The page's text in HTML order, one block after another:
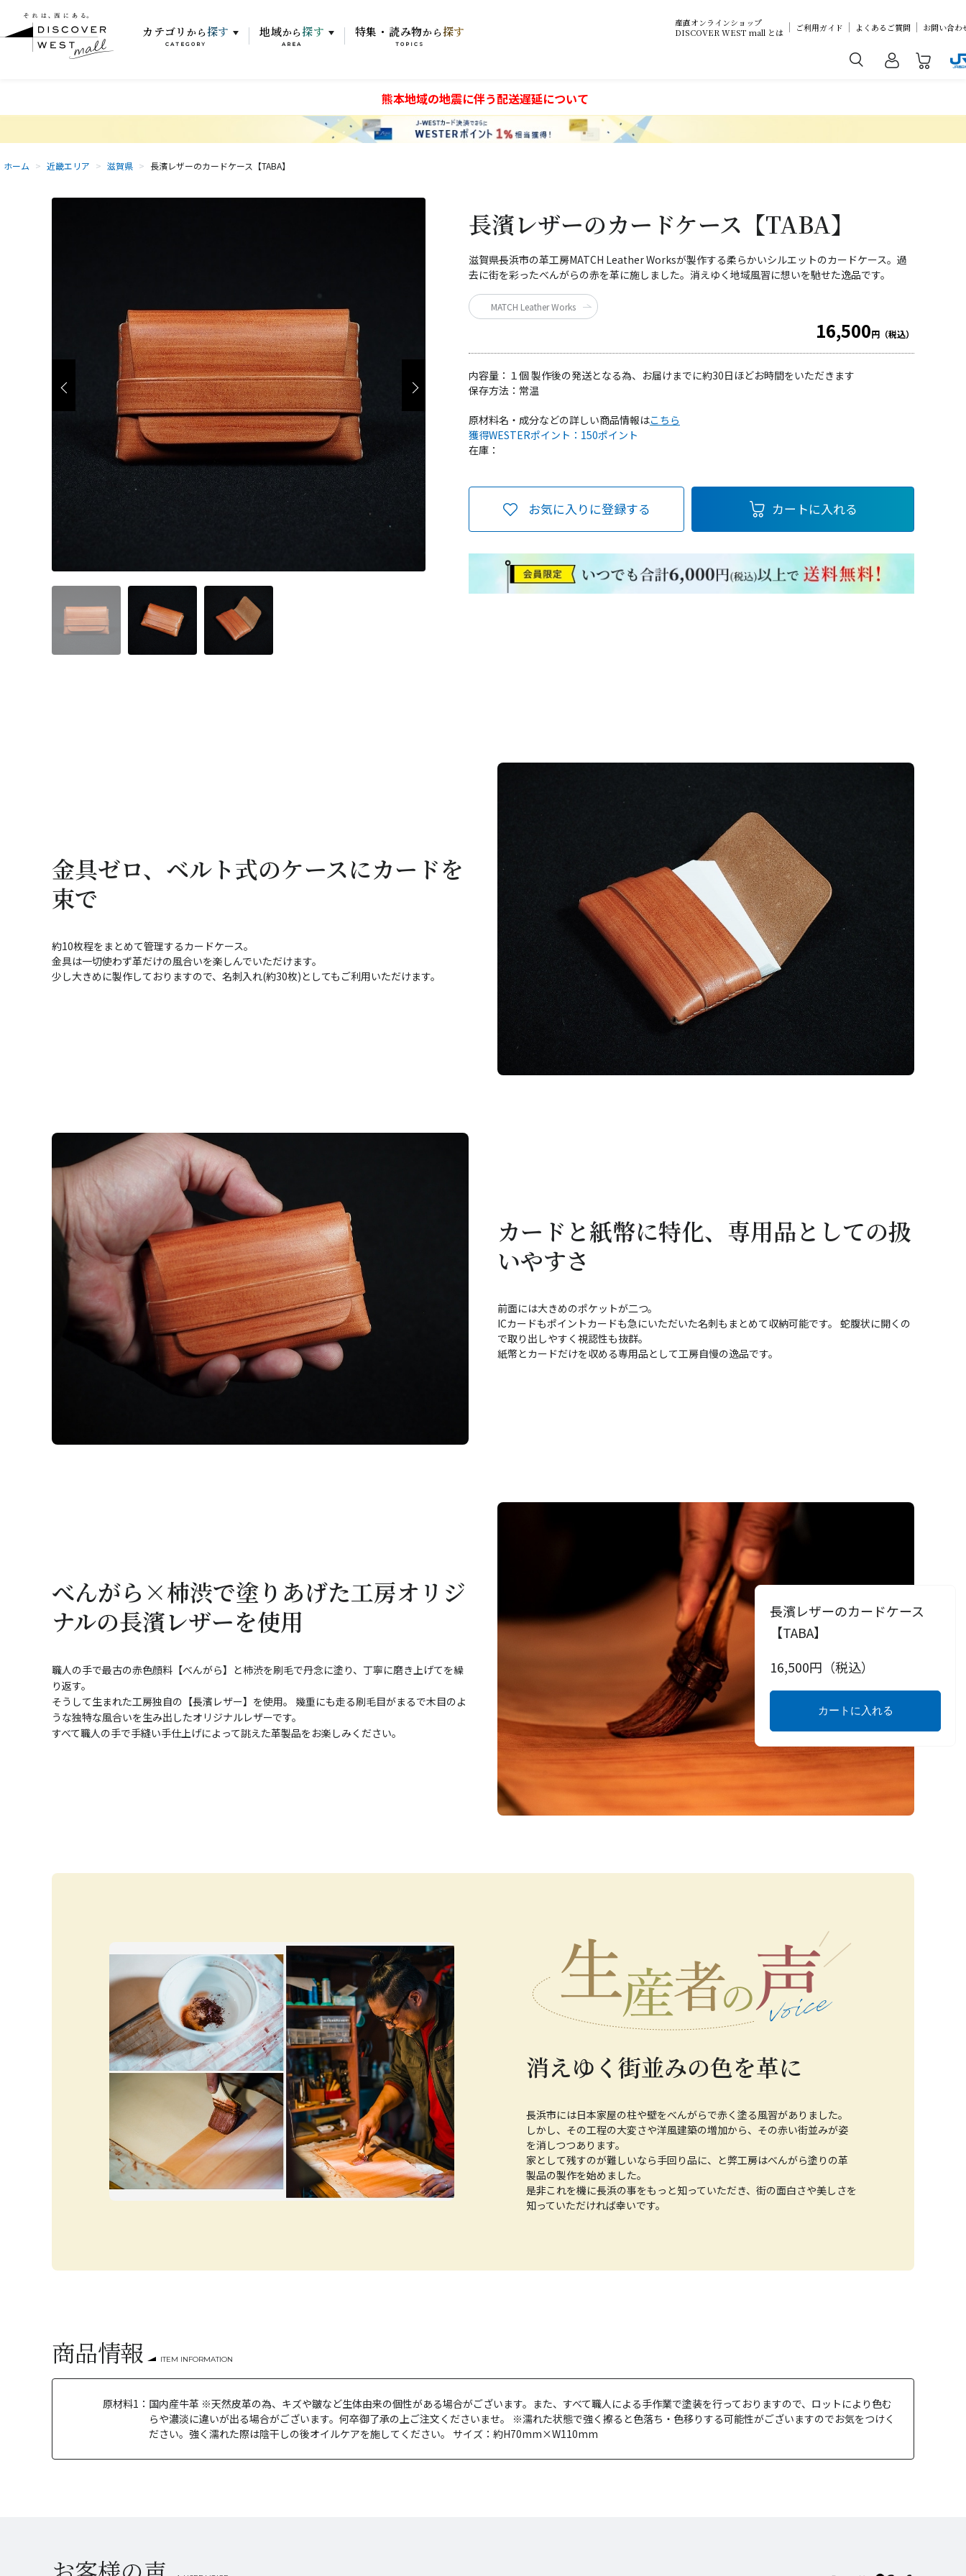
カテゴリ から 探す
CATEGORY
地域から 探す
AREA
特集・読み物から 探す
TOPICS
産直オンラインショップ
DISCOVER WEST mall とは
ご利用ガイド よくあるご質問 お問い合わ
熊本地域の地震に伴う配送遅延について
ホーム > 近畿エリア > 滋賀県 > 長濱レザーのカードケース【TABA】
滋賀県長浜市の革工房MATCH Leather Worksが製作する柔らかいシルエットのカードケース。過
去に街を彩ったべんがらの赤を革に施しました。消えゆく地域風習に想いを馳せた逸品です。
長濱レザーのカードケース【TABA】
16,500円（税込）
内容量： １個 製作後の発送となる為、お届けまでに約30日ほどお時間をいただきます
保存方法： 常温
獲得WESTERポイント： 150ポイント
在庫：
カートに入れる
お気に入りに登録する
原材料名・成分などの詳しい商品情報はこちら
MATCH Leather Works
長濱レザーのカードケース
【TABA】
16,500円（税込）
カートに入れる
金具ゼロ、ベルト式のケースにカードを
束で
約10枚程をまとめて管理するカードケース。
金具は一切使わず革だけの風合いを楽しんでいただけます。
少し大きめに製作しておりますので、名刺入れ(約30枚)としてもご利用いただけます。
カードと紙幣に特化、専用品としての扱
いやすさ
前面には大きめのポケットが二つ。
ICカードもポイントカードも急にいただいた名刺もまとめて収納可能です。 蛇腹状に開くの
で取り出しやすく視認性も抜群。
紙幣とカードだけを収める専用品として工房自慢の逸品です。
べんがら×柿渋で塗りあげた工房オリジ
ナルの長濱レザーを使用
職人の手で最古の赤色顔料【べんがら】と柿渋を刷毛で丹念に塗り、丁寧に磨き上げてを繰
り返す。
そうして生まれた工房独自の【長濱レザー】を使用。 幾重にも走る刷毛目がまるで木目のよ
うな独特な風合いを生み出したオリジナルレザーです。
すべて職人の手で手縫い手仕上げによって誂えた革製品をお楽しみください。
消えゆく街並みの色を革に
長浜市には日本家屋の柱や壁をべんがらで赤く塗る風習がありました。
しかし、その工程の大変さや洋風建築の増加から、その赤い街並みが姿
を消しつつあります。
家として残すのが難しいなら手回り品に、と弊工房はべんがら塗りの革
製品の製作を始めました。
是非これを機に長浜の事をもっと知っていただき、街の面白さや美しさを
知っていただければ幸いです。
商品情報 ITEM INFORMATION
原材料1： 国内産牛革 ※天然皮革の為、キズや皺など生体由来の個性がある場合がございます。また、すべて職人による手作業で塗装を行っておりますので、ロットにより色む
らや濃淡に違いが出る場合がございます。何卒御了承の上ご注文くださいませ。 ※濡れた状態で強く擦ると色落ち・色移りする可能性がございますのでお気をつけく
ださい。強く濡れた際は陰干しの後オイルケアを施してください。 サイズ：約H70mm×W110mm